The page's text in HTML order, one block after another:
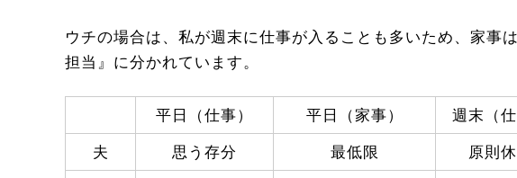
ウチの場合は、私が週末に仕事が入ることも多いため、家事
担当』に分かれています。
平日（仕事） 平日（家事） 週末（仕
夫 思う存分 最低限 原則